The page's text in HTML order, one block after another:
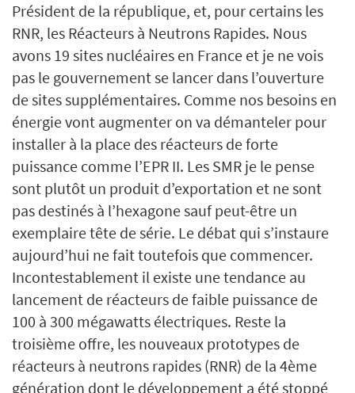
Président de la république, et, pour certains les
RNR, les Réacteurs à Neutrons Rapides. Nous
avons 19 sites nucléaires en France et je ne vois
pas le gouvernement se lancer dans l’ouverture
de sites supplémentaires. Comme nos besoins en
énergie vont augmenter on va démanteler pour
installer à la place des réacteurs de forte
puissance comme l’EPR II. Les SMR je le pense
sont plutôt un produit d’exportation et ne sont
pas destinés à l’hexagone sauf peut-être un
exemplaire tête de série. Le débat qui s’instaure
aujourd’hui ne fait toutefois que commencer.
Incontestablement il existe une tendance au
lancement de réacteurs de faible puissance de
100 à 300 mégawatts électriques. Reste la
troisième offre, les nouveaux prototypes de
réacteurs à neutrons rapides (RNR) de la 4ème
génération dont le développement a été stoppé